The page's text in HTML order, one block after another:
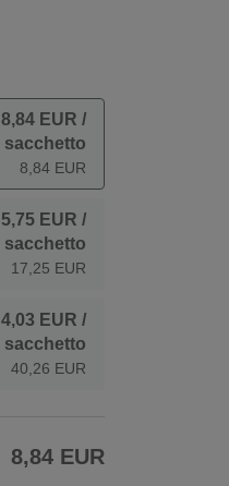
8,84 EUR /
sacchetto
8,84 EUR
5,75 EUR /
sacchetto
17,25 EUR
4,03 EUR /
sacchetto
40,26 EUR
8,84 EUR